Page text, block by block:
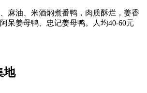
麻油、米酒焖煮番鸭，肉质酥烂，姜香
呆姜母鸭、忠记姜母鸭。人均40-60元
地